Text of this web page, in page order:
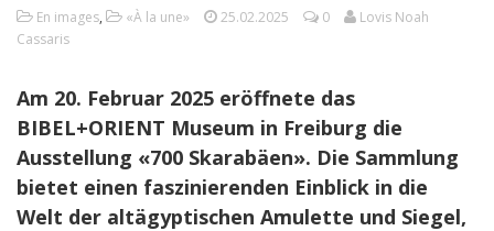
En images, «À la une» 25.02.2025 0
Lovis Noah
Cassaris
Am 20. Februar 2025 eröffnete das
BIBEL+ORIENT Museum in Freiburg die
Ausstellung «700 Skarabäen». Die Sammlung
bietet einen faszinierenden Einblick in die
Welt der altägyptischen Amulette und Siegel,